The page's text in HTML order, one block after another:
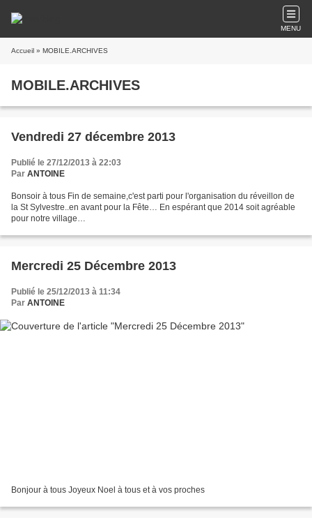
MENU
Accueil » MOBILE.ARCHIVES
MOBILE.ARCHIVES
Vendredi 27 décembre 2013
Publié le 27/12/2013 à 22:03
Par ANTOINE
Bonsoir à tous Fin de semaine,c'est parti pour l'organisation du réveillon de
la St Sylvestre..en avant pour la Fête… En espérant que 2014 soit agréable
pour notre village…
Mercredi 25 Décembre 2013
Publié le 25/12/2013 à 11:34
Par ANTOINE
Bonjour à tous Joyeux Noel à tous et à vos proches